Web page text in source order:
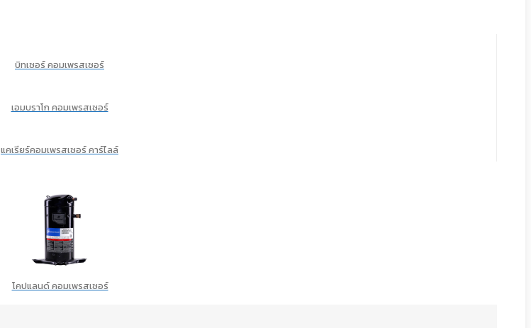
บิทเซอร์ คอมเพรสเซอร์
เอมบราโก คอมเพรสเซอร์
แคเรียร์คอมเพรสเซอร์ คาร์ไลล์
โคปแลนด์ คอมเพรสเซอร์